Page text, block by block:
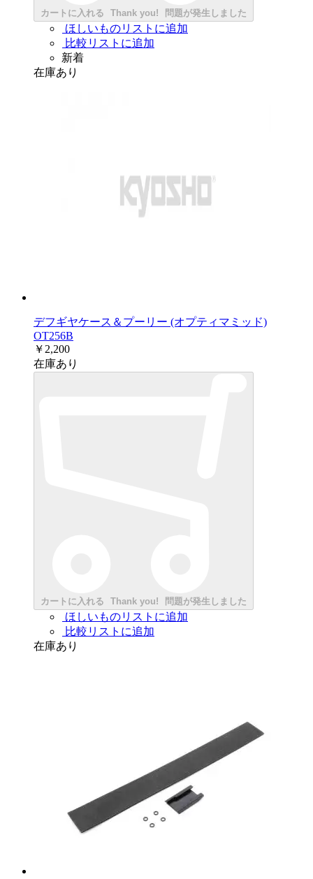
カートに入れる Thank you! 問題が発生しました
ほしいものリストに追加
比較リストに追加
新着
在庫あり
デフギヤケース＆プーリー (オプティマミッド)
OT256B
￥2,200
在庫あり
カートに入れる Thank you! 問題が発生しました
ほしいものリストに追加
比較リストに追加
在庫あり